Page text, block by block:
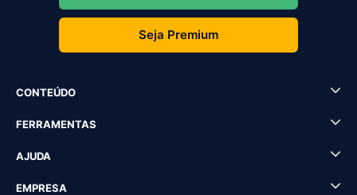
Seja Premium
CONTEÚDO
FERRAMENTAS
AJUDA
EMPRESA